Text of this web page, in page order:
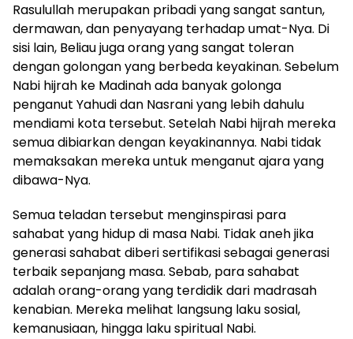
Rasulullah merupakan pribadi yang sangat santun,
dermawan, dan penyayang terhadap umat-Nya. Di
sisi lain, Beliau juga orang yang sangat toleran
dengan golongan yang berbeda keyakinan. Sebelum
Nabi hijrah ke Madinah ada banyak golonga
penganut Yahudi dan Nasrani yang lebih dahulu
mendiami kota tersebut. Setelah Nabi hijrah mereka
semua dibiarkan dengan keyakinannya. Nabi tidak
memaksakan mereka untuk menganut ajara yang
dibawa-Nya.
Semua teladan tersebut menginspirasi para
sahabat yang hidup di masa Nabi. Tidak aneh jika
generasi sahabat diberi sertifikasi sebagai generasi
terbaik sepanjang masa. Sebab, para sahabat
adalah orang-orang yang terdidik dari madrasah
kenabian. Mereka melihat langsung laku sosial,
kemanusiaan, hingga laku spiritual Nabi.